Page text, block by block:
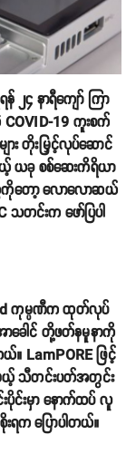
၄ နာရီကျော် ကြာ
COVID-19 ကူးစက်
း တိုးမြှင့်လုပ်ဆောင်
ယ့် ယခု စစ်ဆေးကိရိယာ
တော့ လောလောဆယ်
သတင်းက ဖော်ပြပါ
ကုမ္ပဏီက ထုတ်လုပ်
ာခေါင် တို့ဖတ်နမူနာကို
။ LamPORE ဖြင့်
မယ့် သီတင်းပတ်အတွင်း
ပိုင်းမှာ နောက်ထပ် လူ
းရက ပြောပါတယ်။